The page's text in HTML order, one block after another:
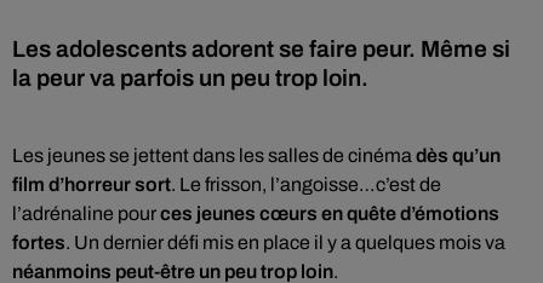
Les adolescents adorent se faire peur. Même si
la peur va parfois un peu trop loin.
Les jeunes se jettent dans les salles de cinéma dès qu’un
film d’horreur sort. Le frisson, l’angoisse…c’est de
l’adrénaline pources jeunes cœurs en quête d’émotions
fortes. Un dernier défi mis en place il y a quelques mois va
néanmoins peut-être un peu trop loin.